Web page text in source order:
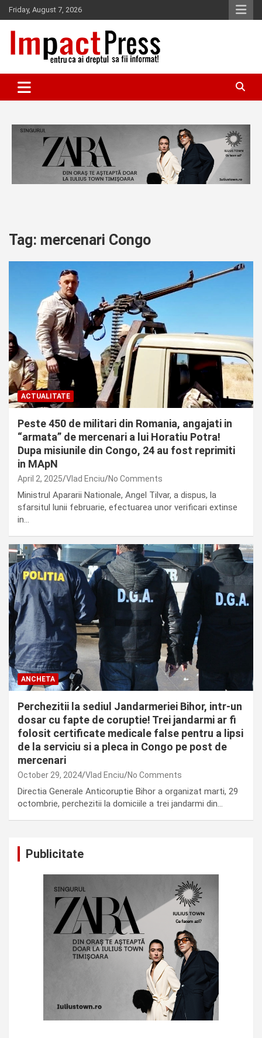
Skip
to
content
Friday, August 7, 2026
IMPACTPRESS
Tag: mercenari Congo
ACTUALITATE
Peste 450 de militari din Romania, angajati in
“armata” de mercenari a lui Horatiu Potra!
Dupa misiunile din Congo, 24 au fost reprimiti
in MApN
April 2, 2025 Vlad Enciu No Comments
Ministrul Apararii Nationale, Angel Tilvar, a dispus, la
sfarsitul lunii februarie, efectuarea unor verificari extinse
in…
ANCHETA
Perchezitii la sediul Jandarmeriei Bihor, intr-un
dosar cu fapte de coruptie! Trei jandarmi ar fi
folosit certificate medicale false pentru a lipsi
de la serviciu si a pleca in Congo pe post de
mercenari
October 29, 2024 Vlad Enciu No Comments
Directia Generale Anticoruptie Bihor a organizat marti, 29
octombrie, perchezitii la domiciile a trei jandarmi din…
Publicitate